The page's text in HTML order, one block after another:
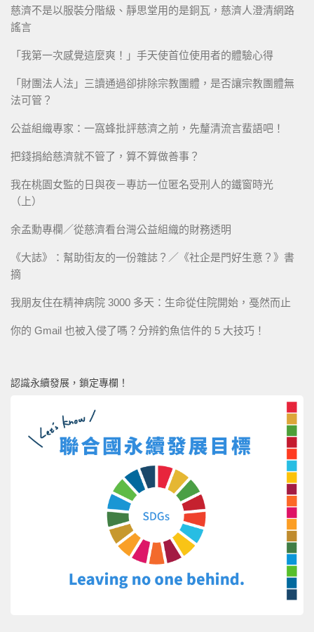
慈濟不是以服裝分階級、靜思堂用的是銅瓦，慈濟人澄清網路
謠言
「我第一次感覺這麼爽！」手天使首位使用者的體驗心得
「財團法人法」三讀通過卻排除宗教團體，是否讓宗教團體無
法可管？
公益組織專家：一窩蜂批評慈濟之前，先釐清流言蜚語吧！
把錢捐給慈濟就不管了，算不算做善事？
我在桃園女監的日與夜－專訪一位匿名受刑人的鐵窗時光
（上）
余孟勳專欄／從慈濟看台灣公益組織的財務透明
《大誌》：幫助街友的一份雜誌？／《社企是門好生意？》書
摘
我朋友住在精神病院 3000 多天：生命從住院開始，戞然而止
你的 Gmail 也被入侵了嗎？分辨釣魚信件的 5 大技巧！
認識永續發展，鎖定專欄！